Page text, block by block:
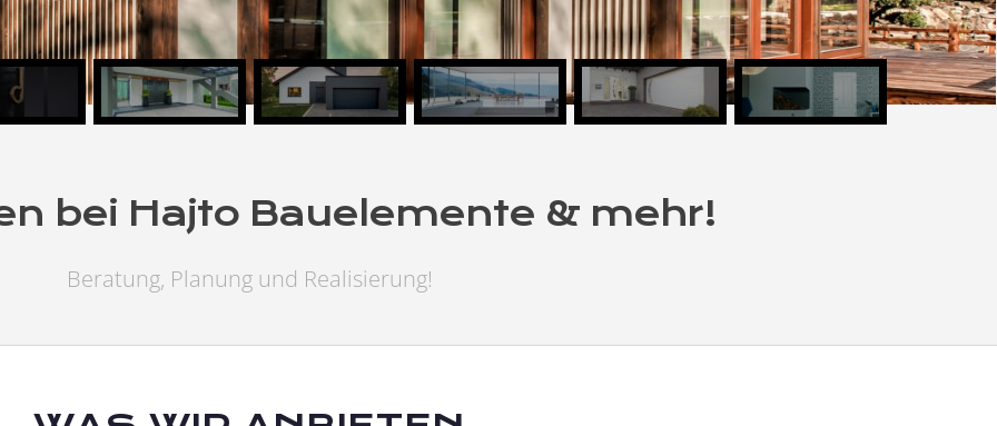
bei Hajto Bauelemente & mehr!
Beratung, Planung und Realisierung!